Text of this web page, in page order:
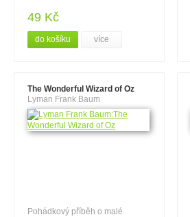
49 Kč
do košíku více
The Wonderful Wizard of Oz
Lyman Frank Baum
Pohádkový příběh o malé